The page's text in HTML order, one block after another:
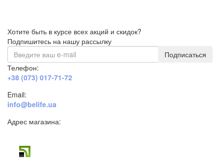
Хотите быть в курсе всех акций и скидок?
Подпишитесь на нашу рассылку
Подписаться
Телефон:
+38 (073) 017-71-72
Email:
info@belife.ua
Адрес магазина: